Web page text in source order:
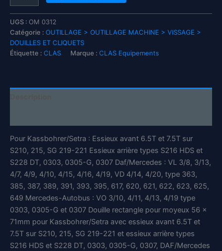
rectangle
pour
moyeux
Kassbohrer/Setra/DAF/Mercedes
56x71mm
OM
UGS : OM 0312
Catégorie : OUTILLAGE > OUTILLAGE MACHINE > VISSAGE >
DOUILLES ET CLIQUETS
Étiquette : CLAS Marque : CLAS Equipements
Pour Kassbohrer/Setra : Essieux avant 6.5T et 7.5T sur
S210, 215, SG 219-221 Essieux arrière types S216 HDS et
S228 DT, 0303, 0305-G, 0307 Daf/Mercedes : VL 3/8, 3/13,
4/7, 4/9, 4/10, 4/15, 4/16, 4/19, VD 4/14, 4/20, type 363,
385, 387, 389, 391, 393, 395, 617, 620, 621, 622, 623, 625,
649 Mercedes-Autobus : VO 3/10, 4/11, 4/13, 4/19 type
0303, 0305-G et 0307 Douille rectangle pour moyeux 56 x
71mm pour Kassbohrer/Setra avec essieux avant 6.5T et
7.5T sur S210, 215, SG 219-221 et essieux arrière types
S216 HDS et S228 DT, 0303, 0305-G, 0307, DAF/Mercedes